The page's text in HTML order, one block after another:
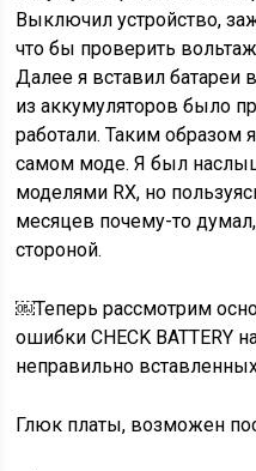
Выключил устройство,
что бы проверить
Далее я вставил батареи
из аккумуляторов было
работали. Таким образом
самом моде. Я был
моделями RX, но
месяцев почему-то
стороной.
￼Теперь рассмотрим
ошибки CHECK BATTERY
неправильно
Глюк платы, возможен